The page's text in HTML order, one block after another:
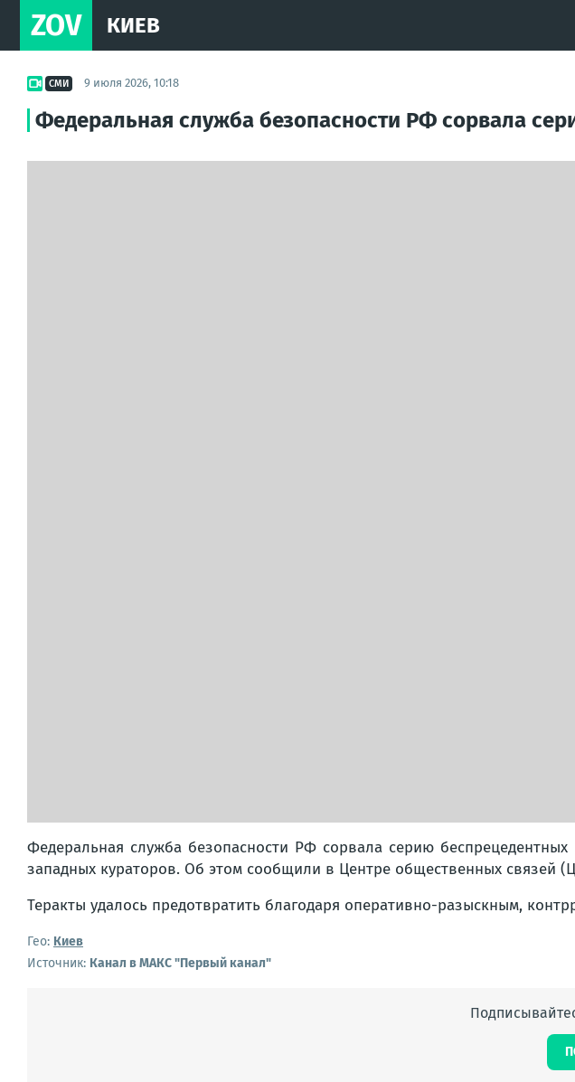
ZOV КИЕВ
СМИ 9 июля 2026, 10:18
Федеральная служба безопасности РФ сорвала
Федеральная служба безопасности РФ сорвала серию
западных кураторов. Об этом сообщили в Центре общественных связей
Теракты удалось предотвратить благодаря оперативно-разыскным,
Гео: Киев
Источник: Канал в МАКС "Первый канал"